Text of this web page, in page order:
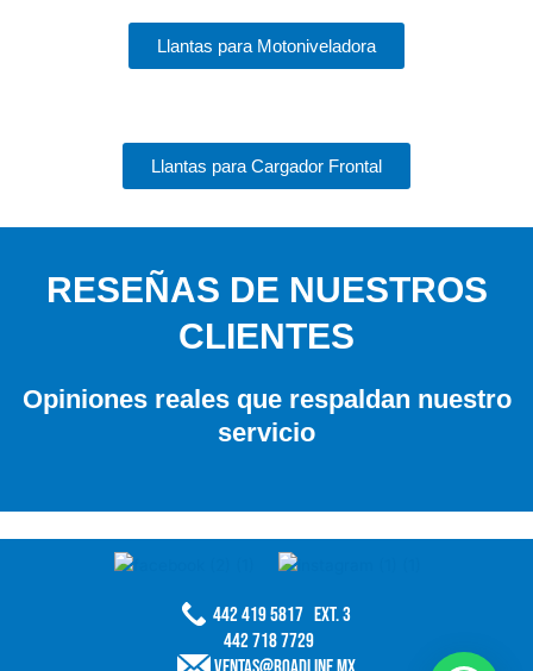
Llantas para Motoniveladora
Llantas para Cargador Frontal
RESEÑAS DE NUESTROS
CLIENTES
Opiniones reales que respaldan nuestro
servicio
442 419 5817 Ext. 3
442 718 7729